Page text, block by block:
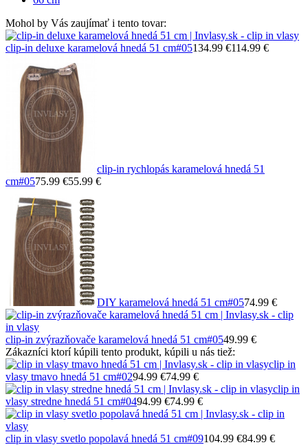
Mohol by Vás zaujímať i tento tovar:
clip-in deluxe karamelová hnedá 51 cm#05134.99 €114.99 €
clip-in rychlopás karamelová hnedá 51
cm#0575.99 €55.99 €
DIY karamelová hnedá 51 cm#0574.99 €
clip-in zvýrazňovače karamelová hnedá 51 cm#0549.99 €
Zákazníci ktorí kúpili tento produkt, kúpili u nás tiež:
clip in
vlasy tmavo hnedá 51 cm#0294.99 €74.99 €
clip in
vlasy stredne hnedá 51 cm#0494.99 €74.99 €
clip in vlasy svetlo popolavá hnedá 51 cm#09104.99 €84.99 €